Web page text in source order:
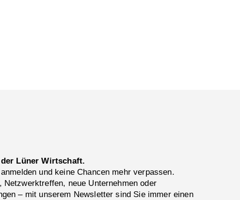
Lüner Wirtschaft.
und keine Chancen mehr verpassen.
Netzwerktreffen, neue Unternehmen oder
– mit unserem Newsletter sind Sie immer einen